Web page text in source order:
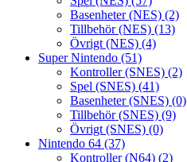
Basenheter (NES) (2)
Tillbehör (NES) (13)
Övrigt (NES) (4)
Super Nintendo (51)
Kontroller (SNES) (2)
Spel (SNES) (41)
Basenheter (SNES) (0)
Tillbehör (SNES) (9)
Övrigt (SNES) (0)
Nintendo 64 (37)
Kontroller (N64) (2)